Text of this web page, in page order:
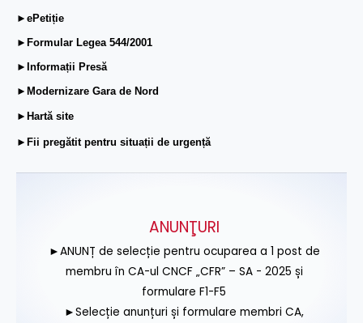
►ePetiție
►Formular Legea 544/2001
►Informații Presă
►Modernizare Gara de Nord
►Hartă site
►Fii pregătit pentru situații de urgență
ANUNŢURI
►ANUNȚ de selecție pentru ocuparea a 1 post de
membru în CA-ul CNCF „CFR” – SA - 2025 și
formulare F1-F5
►Selecție anunțuri și formulare membri CA,